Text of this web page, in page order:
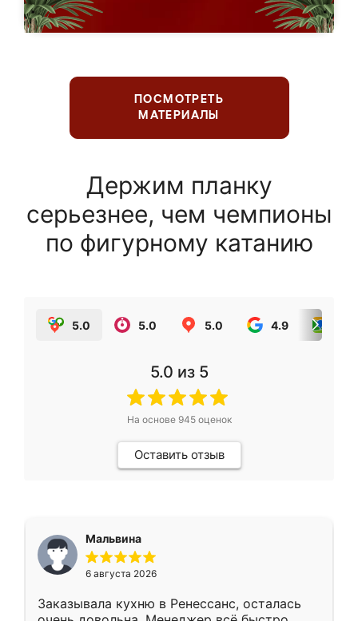
ПОСМОТРЕТЬ
МАТЕРИАЛЫ
Держим планку
серьезнее, чем чемпионы
по фигурному катанию
5.0 5.0 5.0 4.9
5.0 из 5
На основе 945оценок
Оставить отзыв
Мальвина
6 августа 2026
Заказывала кухню в Ренессанс, осталась